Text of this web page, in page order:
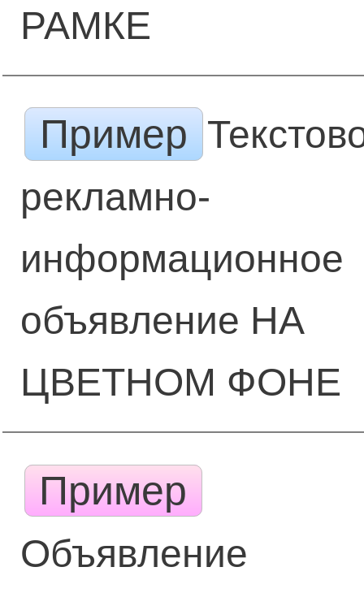
РАМКЕ
Пример
рекламно-
информационное
объявление НА
ЦВЕТНОМ ФОНЕ
Пример
Объявление